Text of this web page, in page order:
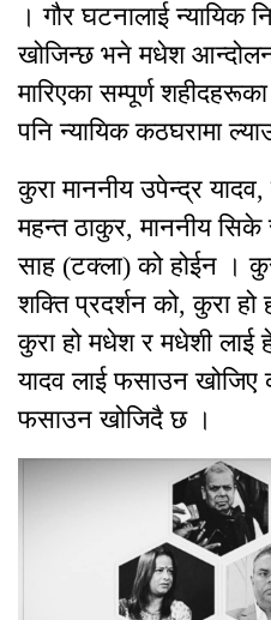
। गौर घटनालाई न्यायिक
खोजिन्छ भने मधेश
मारिएका सम्पूर्ण
पनि न्यायिक कठघरामा
कुरा माननीय उपेन्द्र यादव,
महन्त ठाकुर, माननीय
साह (टक्ला) को होईन ।
शक्ति प्रदर्शन को, कुरा
कुरा हो मधेश र मधेशी लाई
यादव लाई फसाउन खोजिए
फसाउन खोजिदै छ ।